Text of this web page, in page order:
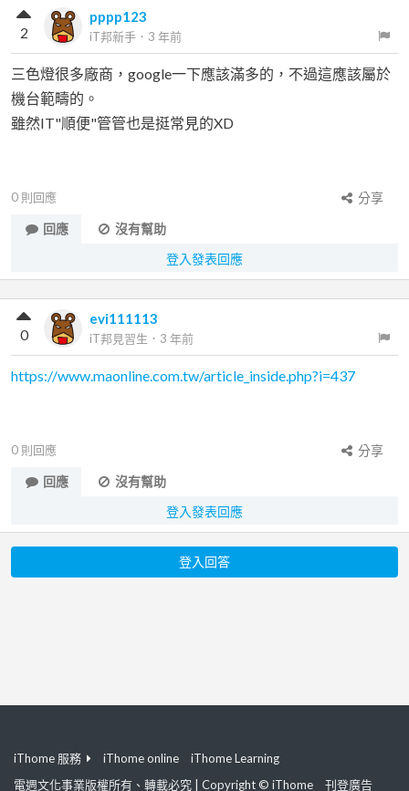
pppp123
iT邦新手 ． 3 年前
2
三色燈很多廠商，google一下應該滿多的，不過這應該屬於
機台範疇的。
雖然IT"順便"管管也是挺常見的XD
0 則回應
分享
回應
沒有幫助
登入發表回應
evi111113
iT邦見習生 ． 3 年前
0
https://www.maonline.com.tw/article_inside.php?i=437
0 則回應
分享
回應
沒有幫助
登入發表回應
登入回答
iThome 服務 iThome online
iThome Learning
電週文化事業版權所有、轉載必究 | Copyright © iThome
刊登廣告